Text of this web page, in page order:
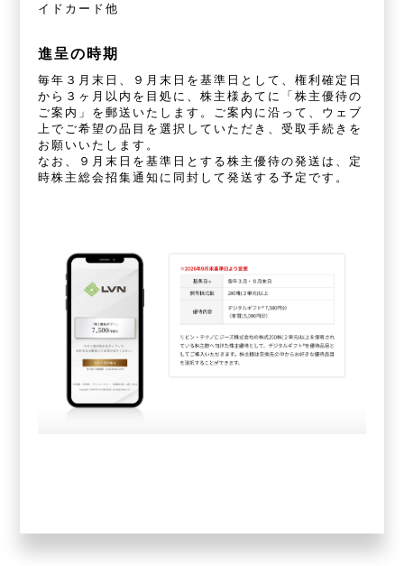
イドカード他
進呈の時期
毎年３月末日、９月末日を基準日として、権利確定日
から３ヶ月以内を目処に、株主様あてに「株主優待の
ご案内」を郵送いたします。ご案内に沿って、ウェブ
上でご希望の品目を選択していただき、受取手続きを
お願いいたします。
なお、９月末日を基準日とする株主優待の発送は、定
時株主総会招集通知に同封して発送する予定です。